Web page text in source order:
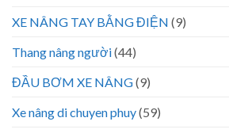
XE NÂNG TAY BẰNG ĐIỆN (9)
Thang nâng người(44)
ĐẦU BƠM XE NÂNG(9)
Xe nâng di chuyen phuy(59)